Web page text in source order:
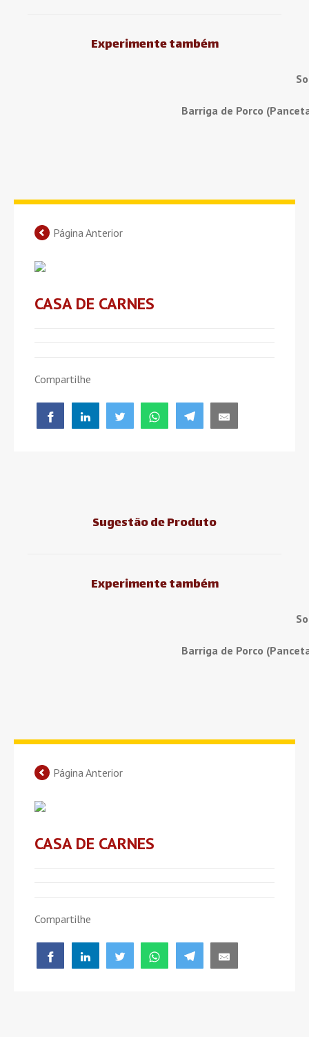
Experimente também
Barriga de Porco
Página Anterior
CASA DE CARNES
Compartilhe
Sugestão de Produto
Experimente também
Barriga de Porco
Página Anterior
CASA DE CARNES
Compartilhe